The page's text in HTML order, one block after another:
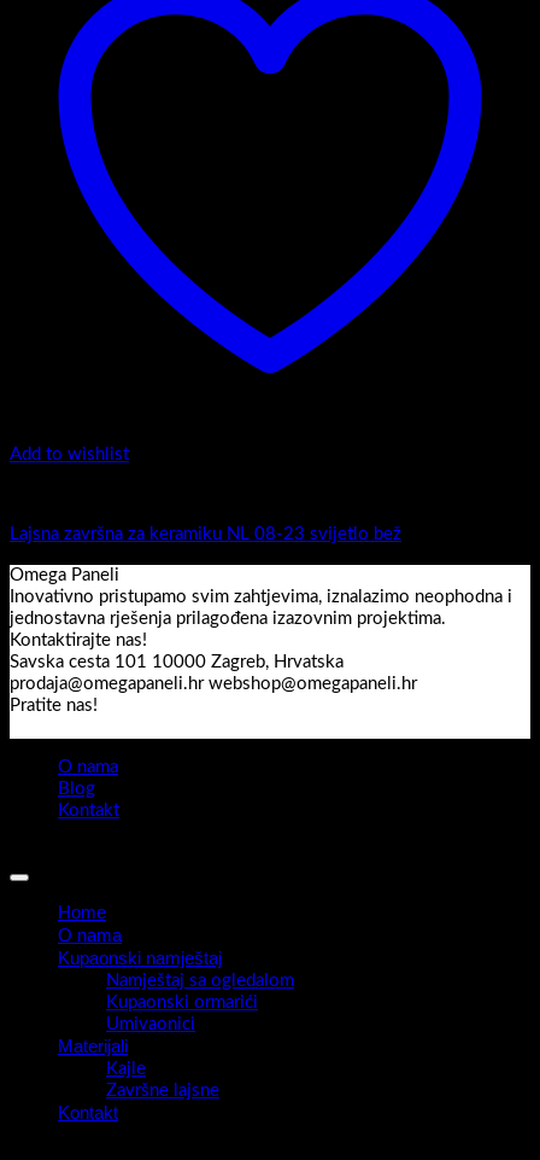
Add to wishlist
Lajsna završna za keramiku NL 08-23 svijetlo bež
Omega Paneli
Inovativno pristupamo svim zahtjevima, iznalazimo neophodna i
jednostavna rješenja prilagođena izazovnim projektima.
Kontaktirajte nas!
Savska cesta 101 10000 Zagreb, Hrvatska
prodaja@omegapaneli.hr webshop@omegapaneli.hr
Pratite nas!
O nama
Blog
Kontakt
Home
O nama
Kupaonski namještaj
Namještaj sa ogledalom
Kupaonski ormarići
Umivaonici
Materijali
Kajle
Završne lajsne
Kontakt